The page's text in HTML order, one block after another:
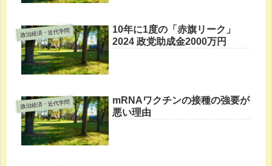
政治経済・近代学問
10年に1度の「赤旗リーク」
2024 政党助成金2000万円
政治経済・近代学問
mRNAワクチンの接種の強要が
悪い理由